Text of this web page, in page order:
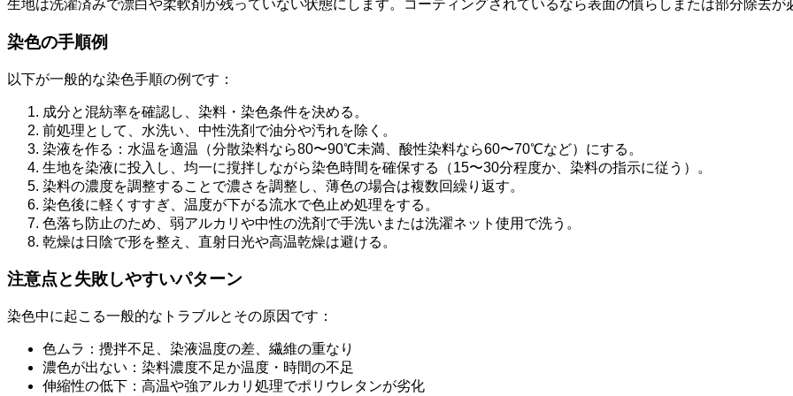
生地は洗濯済みで漂白や柔軟剤が残っていない状態にします。コーティングされているなら表面の慣らしまたは部分除去が
染色の手順例
以下が一般的な染色手順の例です：
成分と混紡率を確認し、染料・染色条件を決める。
前処理として、水洗い、中性洗剤で油分や汚れを除く。
染液を作る：水温を適温（分散染料なら80〜90℃未満、酸性染料なら60〜70℃など）にする。
生地を染液に投入し、均一に撹拌しながら染色時間を確保する（15〜30分程度か、染料の指示に従う）。
染料の濃度を調整することで濃さを調整し、薄色の場合は複数回繰り返す。
染色後に軽くすすぎ、温度が下がる流水で色止め処理をする。
色落ち防止のため、弱アルカリや中性の洗剤で手洗いまたは洗濯ネット使用で洗う。
乾燥は日陰で形を整え、直射日光や高温乾燥は避ける。
注意点と失敗しやすいパターン
染色中に起こる一般的なトラブルとその原因です：
色ムラ：攪拌不足、染液温度の差、繊維の重なり
濃色が出ない：染料濃度不足か温度・時間の不足
伸縮性の低下：高温や強アルカリ処理でポリウレタンが劣化